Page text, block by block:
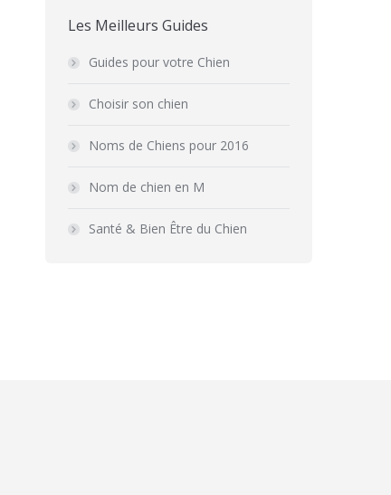
Les Meilleurs Guides
Guides pour votre Chien
Choisir son chien
Noms de Chiens pour 2016
Nom de chien en M
Santé & Bien Être du Chien